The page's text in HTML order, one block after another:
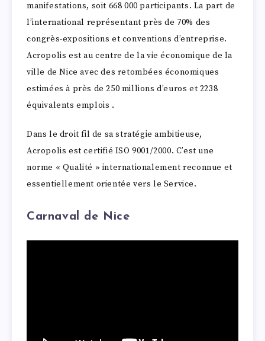
manifestations, soit 668 000 participants. La part de
l’international représentant près de 70% des
congrès-expositions et conventions d’entreprise.
Acropolis est au centre de la vie économique de la
ville de Nice avec des retombées économiques
estimées à près de 250 millions d’euros et 2238
équivalents emplois .
Dans le droit fil de sa stratégie ambitieuse,
Acropolis est certifié ISO 9001/2000. C’est une
norme « Qualité » internationalement reconnue et
essentiellement orientée vers le Service.
Carnaval de Nice